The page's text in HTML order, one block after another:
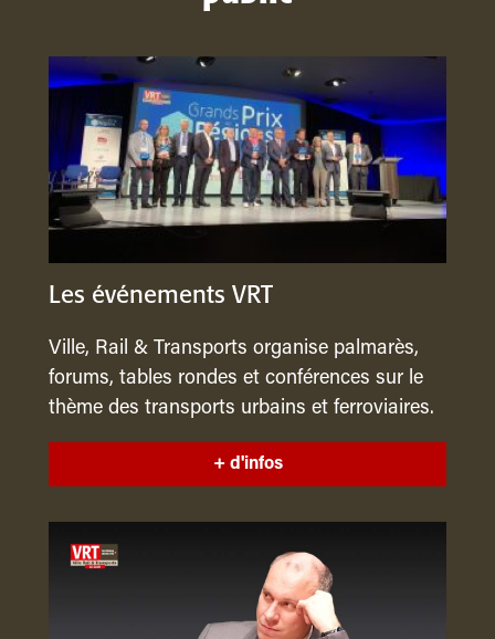
Les événements VRT
Ville, Rail & Transports organise palmarès,
forums, tables rondes et conférences sur le
thème des transports urbains et ferroviaires.
+ d'infos